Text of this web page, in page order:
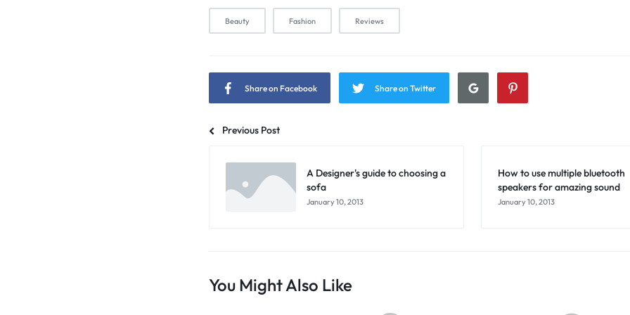
Beauty Fashion Reviews
Share on Facebook Share on Twitter
Previous Post
A Designer's guide to choosing a
sofa
January 10, 2013
How to use multiple bluetooth
speakers for amazing sound
January 10, 2013
You Might Also Like